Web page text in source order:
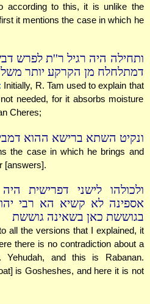
according to this, it is unlike the
it mentions the case in which he
ותחילה היה רגיל ר''ת לפרש
דמתלחלח מן הקרקע יותר
Initially, R. Tam used to explain that
needed, for it absorbs moisture
Cheres;
ונקיט השתא ברישא ההוא
the case in which he brings and
[answers].
ולכולהו לישני דפרישית
אספינה לא קשיא הא רבי
בגוששת כאן בשאינה גוששת
all the versions that I explained, it
there is no contradiction about a
and this is Rabanan.
is Gosheshes, and here it is not